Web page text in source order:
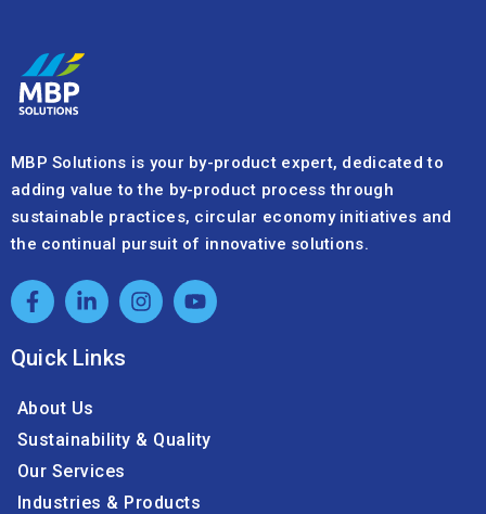
MBP Solutions is your by-product expert, dedicated to
adding value to the by-product process through
sustainable practices, circular economy initiatives and
the continual pursuit of innovative solutions.
Quick Links
About Us
Sustainability & Quality
Our Services
Industries & Products